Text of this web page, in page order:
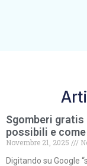
Sgomberi gratis
possibili e
Novembre 21, 2025
Digitando su Google